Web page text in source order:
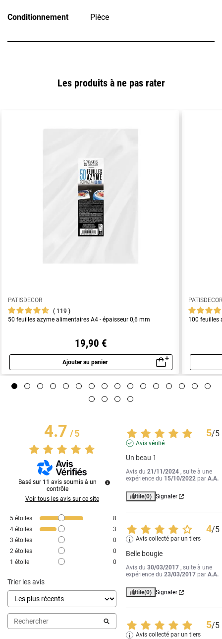
Conditionnement Pièce
Les produits à ne pas rater
PATISDECOR
119
50 feuilles azyme alimentaires A4 - épaisseur 0,6 mm
19,90 €
Ajouter au panier
Aperçu rapide
100 feuilles
4.7/5
Basé sur 11 avis soumis à un
contrôle
Voir tous les avis sur ce site
5 étoiles
8
4 étoiles
3
3 étoiles
0
2 étoiles
0
1 étoile 0
Trier les avis
5/5
Avis vérifié
Un beau 1
Avis du21/11/2024 , suite à une
expérience du 15/10/2022 parA.A.
Utile(0) Signaler
4/5
Avis collecté par un tiers
Belle bougie
Avis du30/03/2017 , suite à une
expérience du23/03/2017 parA.A.
Utile(0) Signaler
5/5
Avis collecté par un tiers